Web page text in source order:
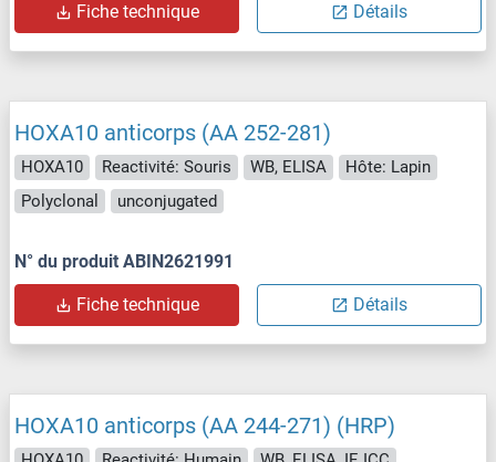
Fiche technique Détails
HOXA10 anticorps (AA 252-281)
HOXA10 Reactivité: Souris WB, ELISA
Hôte: Lapin
Polyclonal
unconjugated
N° du produit ABIN2621991
Fiche technique Détails
HOXA10 anticorps (AA 244-271) (HRP)